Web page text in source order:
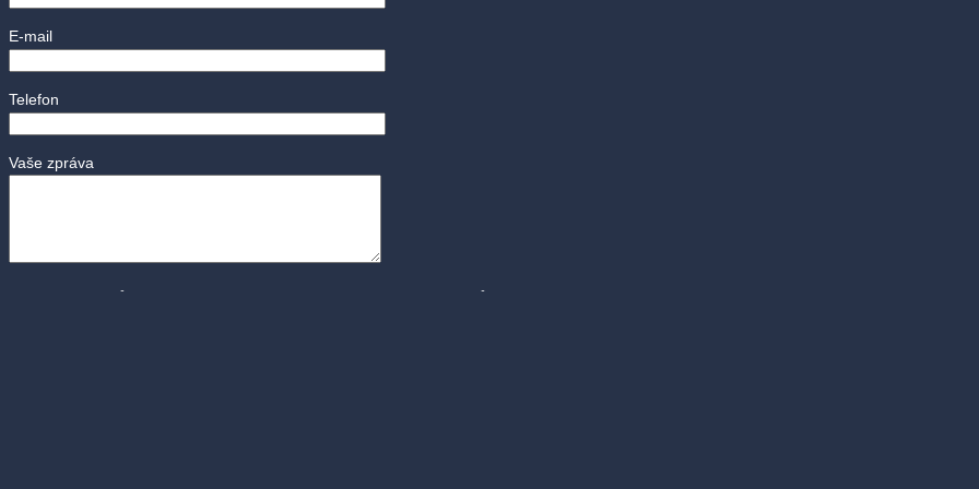
E-mail
Telefon
Vaše zpráva
Odesláním údajů nám umožňujete zpracování Vašich osobních údajů za účelem vyřízení Vaší žádosti. Více informací, včetně informací o